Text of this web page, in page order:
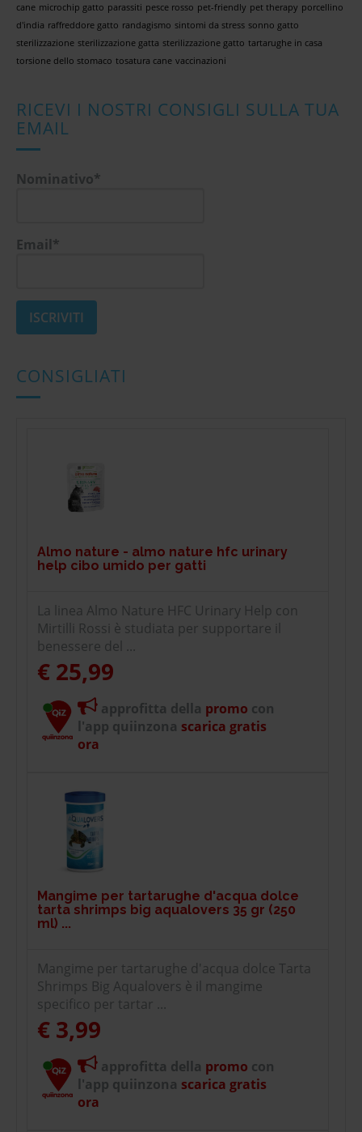
cane microchip gatto parassiti pesce rosso pet-friendly pet therapy porcellino
d'india raffreddore gatto randagismo sintomi da stress sonno gatto
sterilizzazione sterilizzazione gatta sterilizzazione gatto tartarughe in casa
torsione dello stomaco tosatura cane vaccinazioni
RICEVI I NOSTRI CONSIGLI SULLA TUA
EMAIL
Nominativo*
Email*
CONSIGLIATI
Almo nature - almo nature hfc urinary
help cibo umido per gatti
La linea Almo Nature HFC Urinary Help con
Mirtilli Rossi è studiata per supportare il
benessere del ...
€ 25,99
approfitta della promo con
l'app quiinzona scarica gratis
ora
Mangime per tartarughe d'acqua dolce
tarta shrimps big aqualovers 35 gr (250
ml) ...
Mangime per tartarughe d'acqua dolce Tarta
Shrimps Big Aqualovers è il mangime
specifico per tartar ...
€ 3,99
approfitta della promo con
l'app quiinzona scarica gratis
ora